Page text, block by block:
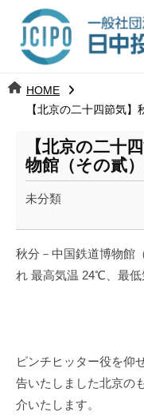
ツ 日
中
投
資
促
進
j
HOME
【北京の二十四節気
【北京の二十
物館（その貳）
未分類
k
a
m
秋分－中国鉄道博物館
れ 最高気温 24℃、 最低
ピンチヒッター役を仰
告いたしました北京の
介いたします。
日
中
資
進
機